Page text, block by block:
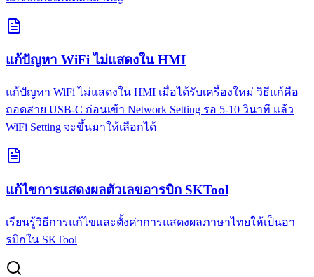
แก้ปัญหา WiFi ไม่แสดงใน HMI
แก้ปัญหา WiFi ไม่แสดงใน HMI เมื่อได้รับเครื่องใหม่ วิธีแก้คือ
ถอดสาย USB-C ก่อนเข้า Network Setting รอ 5-10 วินาที แล้ว
WiFi Setting จะขึ้นมาให้เลือกได้
แก้ไขการแสดงผลตัวเลขอารบิก SKTool
เรียนรู้วิธีการแก้ไขและตั้งค่าการแสดงผลภาษาไทยให้เป็นอา
รบิกใน SKTool